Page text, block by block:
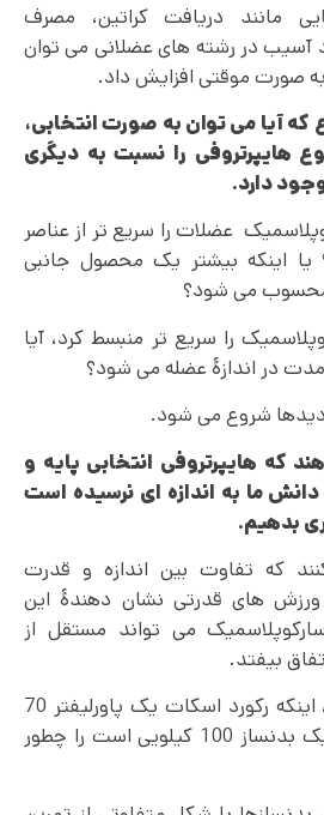
مانند دریافت کراتین، مصرف
آسیب در رشته های عضلانی می توان
صورت موقتی افزایش داد.
که آیا می توان به صورت انتخابی،
هایپرتروفی را نسبت به دیگری
دارد.
عضلات را سریع تر از عناصر
یا اینکه بیشتر یک محصول جانبی
محسوب می شود؟
را سریع تر منبسط کرد، آیا
در اندازۀ عضله می شود؟
شروع می شود.
که هایپرتروفی انتخابی پایه و
دانش ما به اندازه ای نرسیده است
بدهیم.
که تفاوت بین اندازه و قدرت
ورزش های قدرتی نشان دهندۀ این
می تواند مستقل از
بیفتد.
آن ها می گویند: “پس، اینکه رکورد اسکات یک پاورلیفتر 70
کیلویی بیشتر از رکورد یک بدنساز 100 کیلویی است را چطور